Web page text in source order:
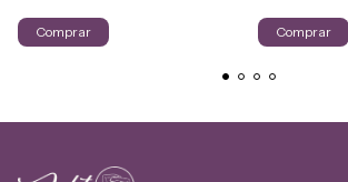
Comprar Comprar